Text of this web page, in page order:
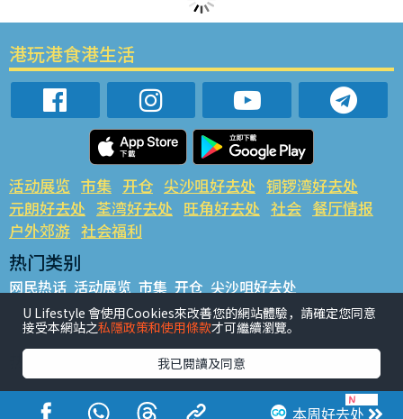
本周好去处
港玩港食港生活
活动展览 市集 开仓 尖沙咀好去处 铜锣湾好去处
元朗好去处 荃湾好去处 旺角好去处 社会 餐厅情报
户外郊游 社会福利
热门类别
网民热话 活动展览 市集 开仓 尖沙咀好去处
铜锣湾好去处 元朗好去处 荃湾好去处 旺角好去处 社会
餐厅情报 户外郊游
热门标签
#UGO揾好去处 #人气活动推介 #美食社群热话
#亲子玩乐好去处
#ULifestyle应用程式
#限时抢
U Lifestyle 會使用Cookies來改善您的網站體驗，請確定您同意
接受本網站之私隱政策和使用條款才可繼續瀏覽。
我已閱讀及同意